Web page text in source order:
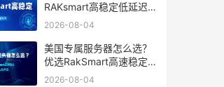
RAKsmart高稳定低延迟
裸机云深度测评
2026-08-04
美国专属服务器怎么选？
优选RakSmart高速稳定
独立服务器
2026-08-04